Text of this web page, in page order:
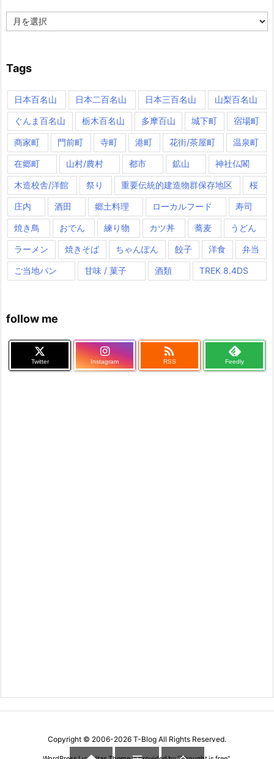
Archives
Tags
日本百名山 日本二百名山 日本三百名山 山梨百名山
ぐんま百名山 栃木百名山 多摩百山 城下町 宿場町
商家町 門前町 寺町 港町 花街/茶屋町 温泉町
在郷町 山村/農村 都市 鉱山 神社仏閣
木造校舎/洋館 祭り 重要伝統的建造物群保存地区 桜
庄内 酒田 郷土料理 ローカルフード 寿司
焼き鳥 おでん 練り物 カツ丼 蕎麦 うどん
ラーメン 焼きそば ちゃんぽん 餃子 洋食 弁当
ご当地パン 甘味 / 菓子 酒類 TREK 8.4DS
follow me
Twitter Instagram

RSS Feedly
Copyright © 2006-2026 T-Blog All Rights Reserved.